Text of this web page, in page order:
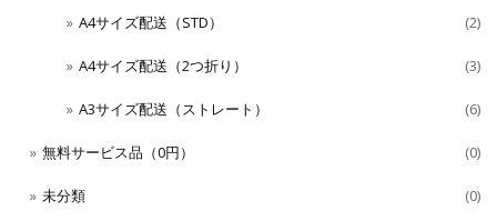
A4サイズ配送（STD） (2)
A4サイズ配送（2つ折り） (3)
A3サイズ配送（ストレート） (6)
無料サービス品（0円） (0)
未分類 (0)